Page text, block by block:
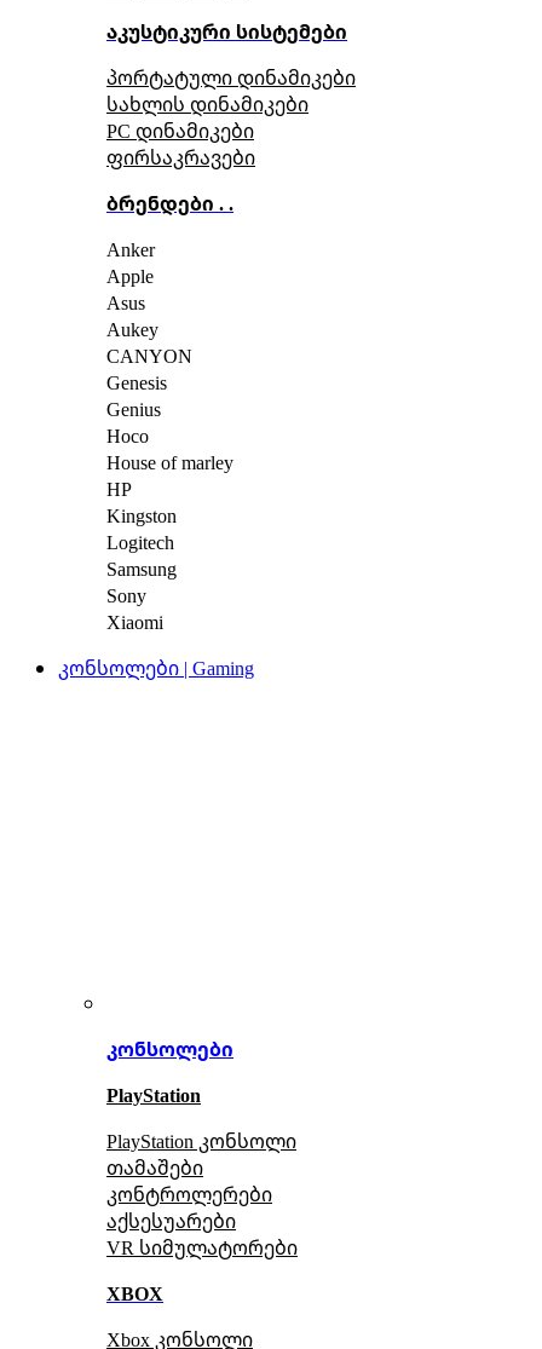
აკუსტიკური სისტემები
პორტატული დინამიკები
სახლის დინამიკები
PC დინამიკები
ფირსაკრავები
ბრენდები . .
Anker
Apple
Asus
Aukey
CANYON
Genesis
Genius
Hoco
House of marley
HP
Kingston
Logitech
Samsung
Sony
Xiaomi
კონსოლები | Gaming
კონსოლები
PlayStation
PlayStation კონსოლი
თამაშები
კონტროლერები
აქსესუარები
VR სიმულატორები
XBOX
Xbox კონსოლი